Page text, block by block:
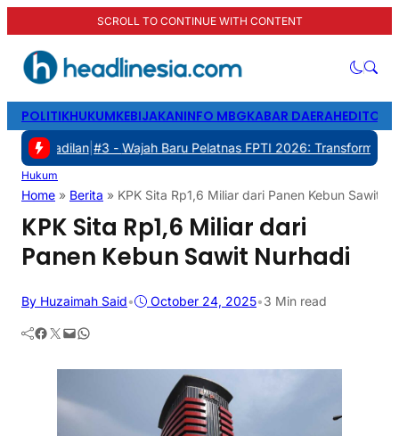
SCROLL TO CONTINUE WITH CONTENT
POLITIKHUKUMKEBIJAKANINFO MBGKABAR DAERAH
#3 - Wajah Baru Pelatnas FPTI 2026: Transformasi Manajemen,
Hukum
Home » Berita » KPK Sita Rp1,6 Miliar dari Panen Kebun Sawit
KPK Sita Rp1,6 Miliar dari
Panen Kebun Sawit Nurhadi
By Huzaimah Said• October 24, 2025•3 Min read
Facebook Twitter Mail WhatsApp